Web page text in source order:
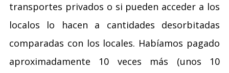
transportes privados o si pueden acceder a los
localos lo hacen a cantidades desorbitadas
comparadas con los locales. Habíamos pagado
aproximadamente 10 veces más (unos 10